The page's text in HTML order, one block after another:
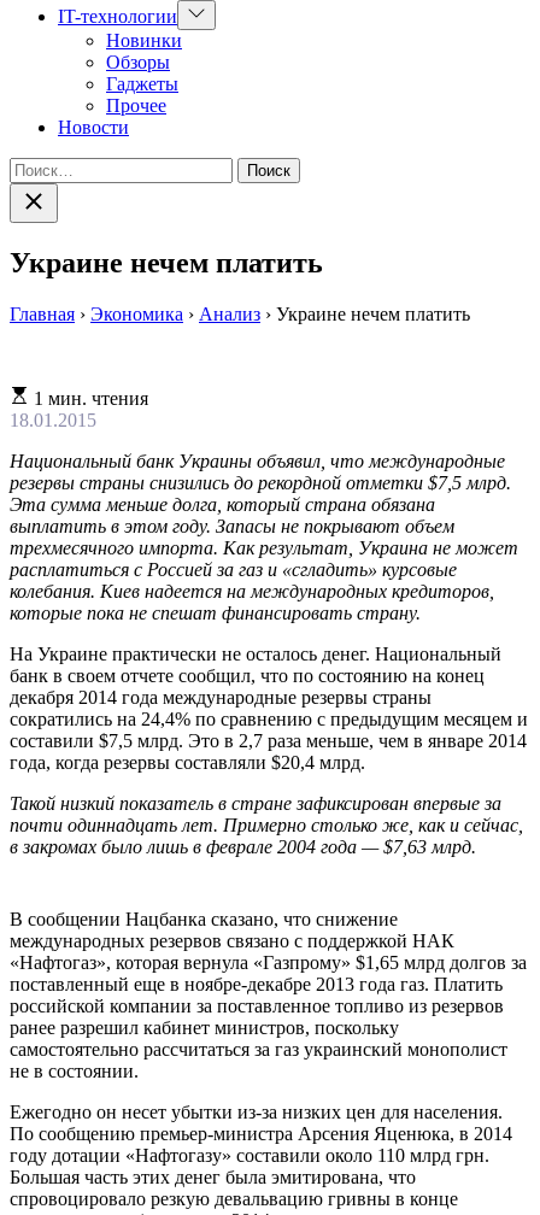
IT-технологии
Показать
подменю
Новинки
Обзоры
Гаджеты
Прочее
Новости
Найти:
Закрыть
поиск
Украине нечем платить
Главная › Экономика › Анализ › Украине нечем платить
Расчетное
время
1 мин. чтения
18.01.2015
Национальный банк Украины объявил, что международные
резервы страны снизились до рекордной отметки $7,5 млрд.
Эта сумма меньше долга, который страна обязана
выплатить в этом году. Запасы не покрывают объем
трехмесячного импорта. Как результат, Украина не может
расплатиться с Россией за газ и «сгладить» курсовые
колебания. Киев надеется на международных кредиторов,
которые пока не спешат финансировать страну.
На Украине практически не осталось денег. Национальный
банк в своем отчете сообщил, что по состоянию на конец
декабря 2014 года международные резервы страны
сократились на 24,4% по сравнению с предыдущим месяцем и
составили $7,5 млрд. Это в 2,7 раза меньше, чем в январе 2014
года, когда резервы составляли $20,4 млрд.
Такой низкий показатель в стране зафиксирован впервые за
почти одиннадцать лет. Примерно столько же, как и сейчас,
в закромах было лишь в феврале 2004 года — $7,63 млрд.
В сообщении Нацбанка сказано, что снижение
международных резервов связано с поддержкой НАК
«Нафтогаз», которая вернула «Газпрому» $1,65 млрд долгов за
поставленный еще в ноябре-декабре 2013 года газ. Платить
российской компании за поставленное топливо из резервов
ранее разрешил кабинет министров, поскольку
самостоятельно рассчитаться за газ украинский монополист
не в состоянии.
Ежегодно он несет убытки из-за низких цен для населения.
По сообщению премьер-министра Арсения Яценюка, в 2014
году дотации «Нафтогазу» составили около 110 млрд грн.
Большая часть этих денег была эмитирована, что
спровоцировало резкую девальвацию гривны в конце